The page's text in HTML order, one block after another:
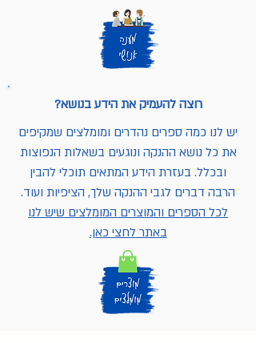
רוצה להעמיק את הידע בנושא?
יש לנו כמה ספרים נהדרים ומומלצים שמקיפים
את כל נושא ההנקה ונוגעים בשאלות הנפוצות
ובכלל. בעזרת הידע המתאים תוכלי להבין
הרבה דברים לגבי ההנקה שלך, הציפיות ועוד.
לכל הספרים והמוצרים המומלצים שיש לנו
באתר לחצי כאן.